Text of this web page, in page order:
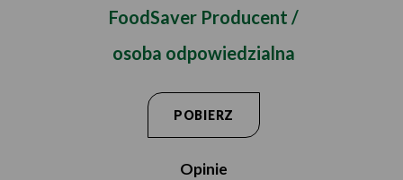
FoodSaver Producent /
osoba odpowiedzialna
POBIERZ
Opinie